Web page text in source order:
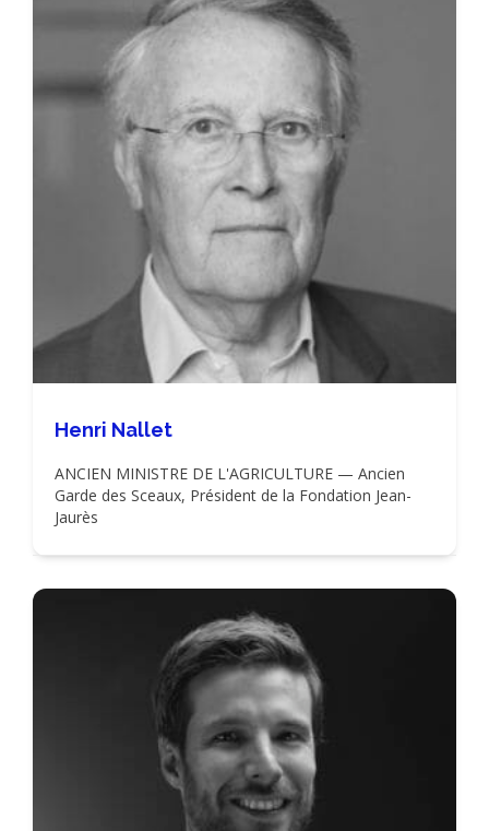
Henri Nallet
ANCIEN MINISTRE DE L'AGRICULTURE — Ancien
Garde des Sceaux, Président de la Fondation Jean-
Jaurès